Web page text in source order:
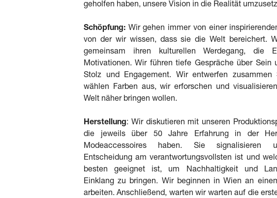
geholfen haben, unsere Vision in die Realität
Schöpfung: Wir gehen immer von einer
von der wir wissen, dass sie die Welt bereichert.
gemeinsam ihren kulturellen Werdegang, die
Motivationen. Wir führen tiefe Gespräche über Sein
Stolz und Engagement. Wir entwerfen zusammen
wählen Farben aus, wir erforschen und
Welt näher bringen wollen.
Herstellung : Wir diskutieren mit unseren
die jeweils über 50 Jahre Erfahrung in der
Modeaccessoires haben. Sie signalisieren
Entscheidung am verantwortungsvollsten ist und
besten geeignet ist, um Nachhaltigkeit und
Einklang zu bringen. Wir beginnen in Wien an
arbeiten. Anschließend, warten wir warten auf die